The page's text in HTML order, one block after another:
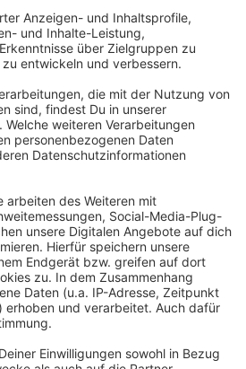
Künstliche Intelligenz
sich Antworten zu diesen Fragen
mit mathematisch-
In der heutigen Zeit
KI (künstliche Intelligenz)
wird die
probeweise schon eingesetzt:
von bisherigen